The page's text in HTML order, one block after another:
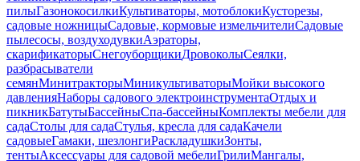
пилыГазонокосилкиКультиваторы, мотоблокиКусторезы,
садовые ножницыСадовые, кормовые измельчителиСадовые
пылесосы, воздуходувкиАэраторы,
скарификаторыСнегоуборщикиДровоколыСеялки,
разбрасыватели
семянМинитракторыМиникультиваторыМойки высокого
давленияНаборы садового электроинструментаОтдых и
пикникБатутыБассейныСпа-бассейныКомплекты мебели для
садаСтолы для садаСтулья, кресла для садаКачели
садовыеГамаки, шезлонгиРаскладушкиЗонты,
тентыАксессуары для садовой мебелиГрилиМангалы,